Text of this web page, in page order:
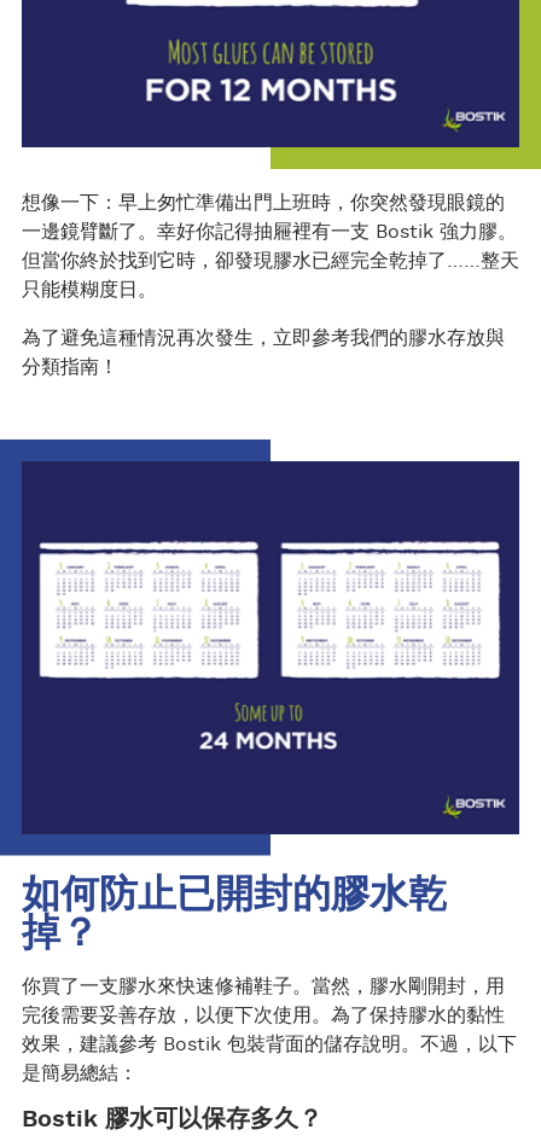
想像一下：早上匆忙準備出門上班時，你突然發現眼鏡的
一邊鏡臂斷了。幸好你記得抽屜裡有一支 Bostik 強力膠。
但當你終於找到它時，卻發現膠水已經完全乾掉了……整天
只能模糊度日。
為了避免這種情況再次發生，立即參考我們的膠水存放與
分類指南！
如何防止已開封的膠水乾
掉？
你買了一支膠水來快速修補鞋子。當然，膠水剛開封，用
完後需要妥善存放，以便下次使用。為了保持膠水的黏性
效果，建議參考 Bostik 包裝背面的儲存說明。不過，以下
是簡易總結：
Bostik 膠水可以保存多久？